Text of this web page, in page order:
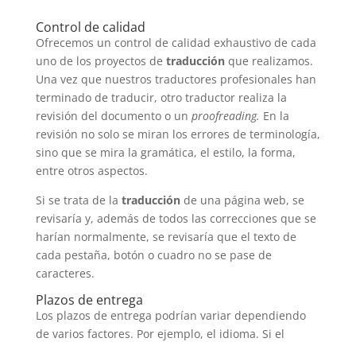
Control de calidad
Ofrecemos un control de calidad exhaustivo de cada
uno de los proyectos de traducciónque realizamos.
Una vez que nuestros traductores profesionales han
terminado de traducir, otro traductor realiza la
revisión del documento o un proofreading. En la
revisión no solo se miran los errores de terminología,
sino que se mira la gramática, el estilo, la forma,
entre otros aspectos.
Si se trata de la traducciónde una página web, se
revisaría y, además de todos las correcciones que se
harían normalmente, se revisaría que el texto de
cada pestaña, botón o cuadro no se pase de
caracteres.
Plazos de entrega
Los plazos de entrega podrían variar dependiendo
de varios factores. Por ejemplo, el idioma. Si el